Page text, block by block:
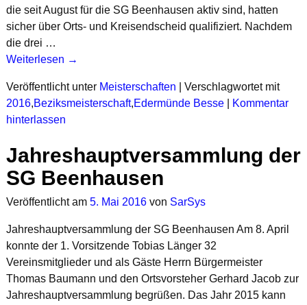
die seit August für die SG Beenhausen aktiv sind, hatten
sicher über Orts- und Kreisendscheid qualifiziert. Nachdem
die drei …
Weiterlesen →
Veröffentlicht unter Meisterschaften
Verschlagwortet mit
2016,Beziksmeisterschaft,Edermünde Besse|
Kommentar
hinterlassen
Jahreshauptversammlung der
SG Beenhausen
Veröffentlicht am 5. Mai 2016 von SarSys
Jahreshauptversammlung der SG Beenhausen Am 8. April
konnte der 1. Vorsitzende Tobias Länger 32
Vereinsmitglieder und als Gäste Herrn Bürgermeister
Thomas Baumann und den Ortsvorsteher Gerhard Jacob zur
Jahreshauptversammlung begrüßen. Das Jahr 2015 kann